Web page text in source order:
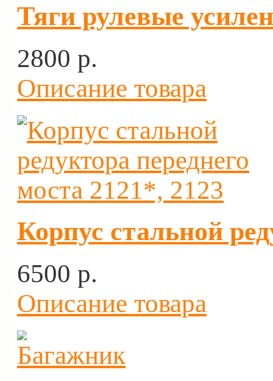
Тяги рулевые
2800 p.
Описание товара
Корпус стальной
6500 p.
Описание товара